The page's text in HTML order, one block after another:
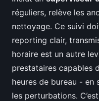
réguliers, relève les
nettoyage. Ce suivi
reporting clair,
horaire est un autre
prestataires capables
heures de bureau -
les perturbations.